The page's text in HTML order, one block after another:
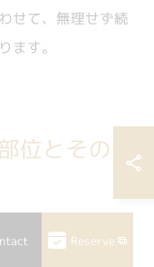
せて、無理せず続
ます。
位とその特
の特徴解説
Reserve